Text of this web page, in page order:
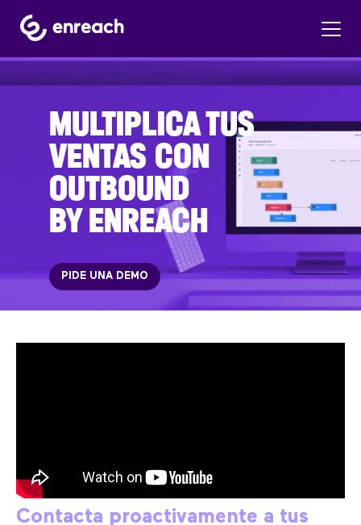
MULTIPLICA TUS
VENTAS CON
OUTBOUND
BY ENREACH
PIDE UNA DEMO
Contacta proactivamente a tus